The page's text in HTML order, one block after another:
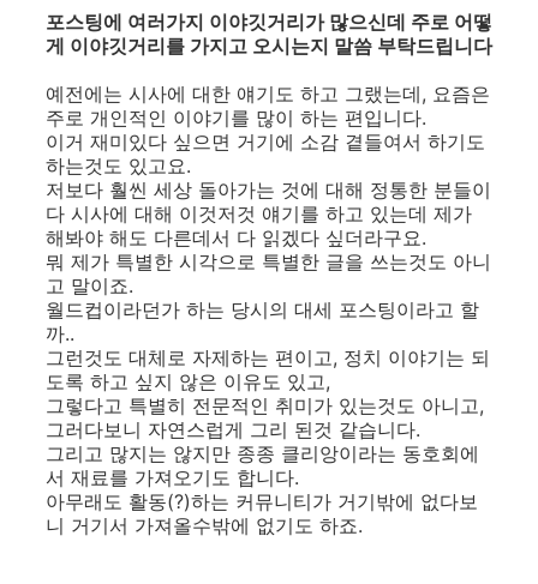
포스팅에 여러가지 이야깃거리가 많으신데 주로 어떻
게 이야깃거리를 가지고 오시는지 말씀 부탁드립니다
예전에는 시사에 대한 얘기도 하고 그랬는데, 요즘은
주로 개인적인 이야기를 많이 하는 편입니다.
이거 재미있다 싶으면 거기에 소감 곁들여서 하기도
하는것도 있고요.
저보다 훨씬 세상 돌아가는 것에 대해 정통한 분들이
다 시사에 대해 이것저것 얘기를 하고 있는데 제가
해봐야 해도 다른데서 다 읽겠다 싶더라구요.
뭐 제가 특별한 시각으로 특별한 글을 쓰는것도 아니
고 말이죠.
월드컵이라던가 하는 당시의 대세 포스팅이라고 할
까..
그런것도 대체로 자제하는 편이고, 정치 이야기는 되
도록 하고 싶지 않은 이유도 있고,
그렇다고 특별히 전문적인 취미가 있는것도 아니고,
그러다보니 자연스럽게 그리 된것 같습니다.
그리고 많지는 않지만 종종 클리앙이라는 동호회에
서 재료를 가져오기도 합니다.
아무래도 활동(?)하는 커뮤니티가 거기밖에 없다보
니 거기서 가져올수밖에 없기도 하죠.